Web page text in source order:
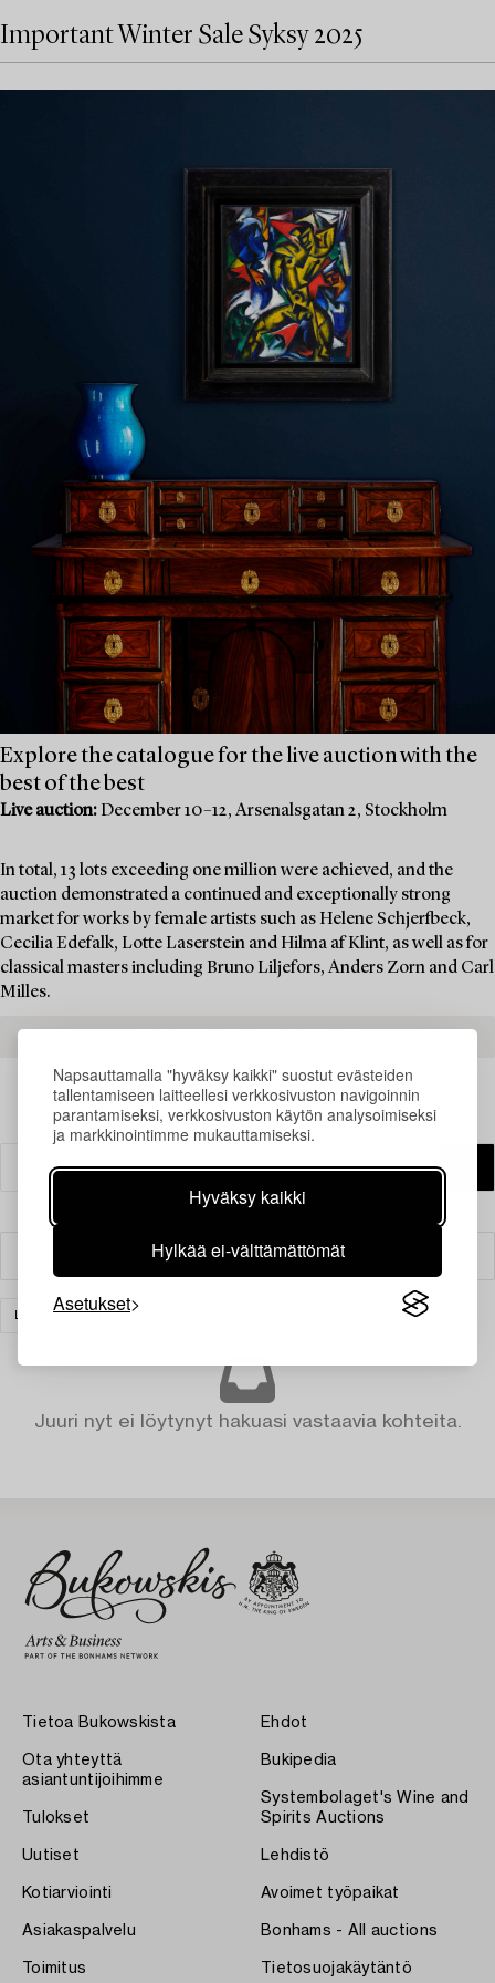
Napsauttamalla "hyväksy kaikki" suostut evästeiden
tallentamiseen laitteellesi verkkosivuston navigoinnin
parantamiseksi, verkkosivuston käytön analysoimiseksi
ja markkinointimme mukauttamiseksi.
Hyväksy kaikki
Hylkää ei-välttämättömät
Asetukset
Important Winter Sale Syksy 2025
Explore the catalogue for the live auction with the
best of the best
Live auction: December 10–12, Arsenalsgatan 2, Stockholm
In total, 13 lots exceeding one million were achieved, and the
auction demonstrated a continued and exceptionally strong
market for works by female artists such as Helene Schjerfbeck,
Cecilia Edefalk, Lotte Laserstein and Hilma af Klint, as well as for
classical masters including Bruno Liljefors, Anders Zorn and Carl
Milles.
Suodatin
TYHJENNÄ KAIKKI
Juuri nyt ei löytynyt hakuasi vastaavia kohteita.
Tietoa Bukowskista
Ota yhteyttä
asiantuntijoihimme
Tulokset
Uutiset
Kotiarviointi
Asiakaspalvelu
Toimitus
Ehdot
Bukipedia
Systembolaget's Wine and
Spirits Auctions
Lehdistö
Avoimet työpaikat
Bonhams - All auctions
Tietosuojakäytäntö